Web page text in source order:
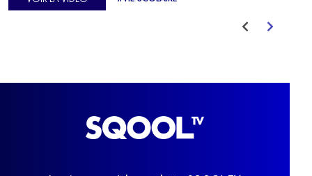
avant de trouver un nouvel équilibre.